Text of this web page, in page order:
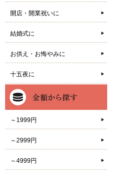
開店・開業祝いに
結婚式に
お供え・お悔やみに
十五夜に
～1999円
～2999円
～4999円